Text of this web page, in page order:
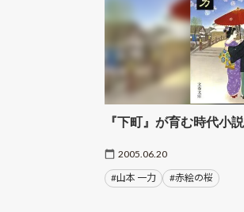
『下町』が育む時代小説
2005.06.20
#山本 一力 #赤絵の桜